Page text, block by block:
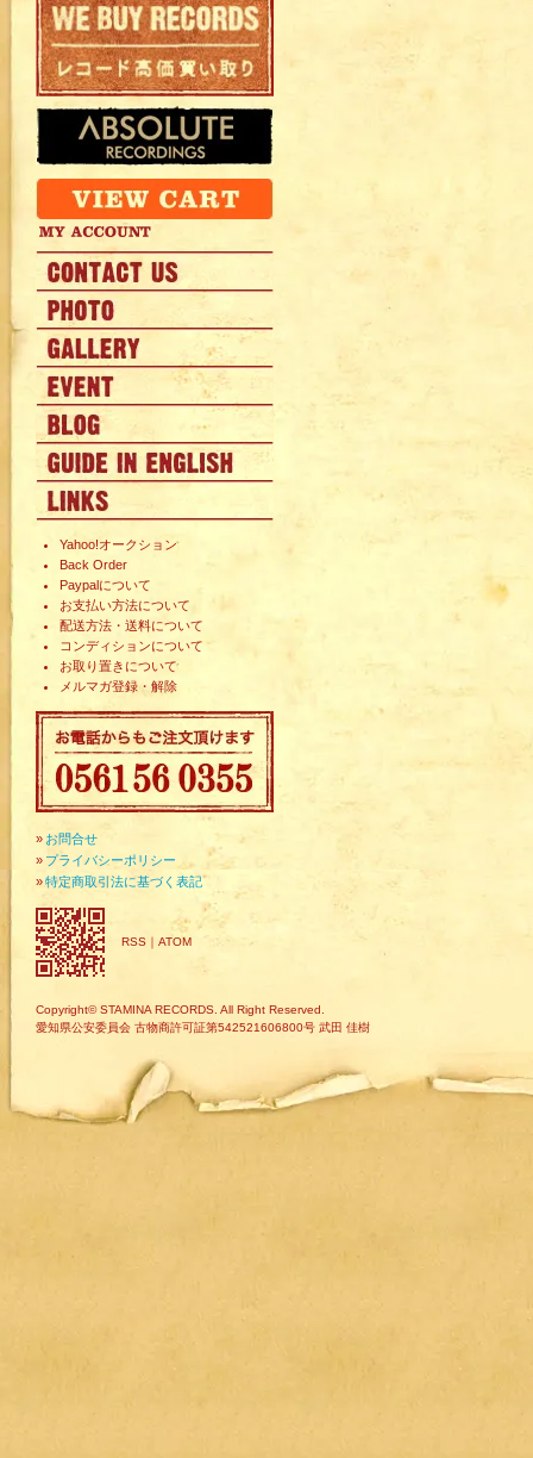
Yahoo!オークション
Back Order
Paypalについて
お支払い方法について
配送方法・送料について
コンディションについて
お取り置きについて
メルマガ登録・解除
» お問合せ
» プライバシーポリシー
»特定商取引法に基づく表記
RSS ｜ ATOM
Copyright© STAMINA RECORDS. All Right Reserved.
愛知県公安委員会 古物商許可証第542521606800号 武田 佳樹